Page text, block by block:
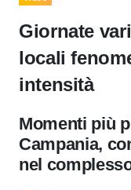
Giornate
locali
intensità
Momenti più
Campania,
nel